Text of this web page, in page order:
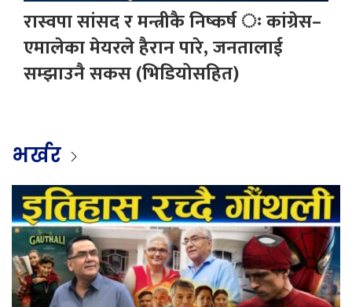
रास्वपा सांसद र मन्त्रीकै निष्कर्ष ः कांग्रेस–
एमालेका मेयरले हैरान पारे, जनतालाई
सम्झाउनै सकस (भिडियोसहित)
भर्खर